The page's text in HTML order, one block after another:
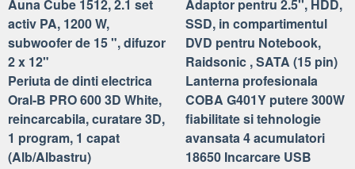
Auna Cube 1512, 2.1 set
activ PA, 1200 W,
subwoofer de 15 ", difuzor
2 x 12"
Adaptor pentru 2.5'', HDD,
SSD, in compartimentul
DVD pentru Notebook,
Raidsonic , SATA (15 pin)
Periuta de dinti electrica
Oral-B PRO 600 3D White,
reincarcabila, curatare 3D,
1 program, 1 capat
(Alb/Albastru)
Lanterna profesionala
COBA G401Y putere 300W
fiabilitate si tehnologie
avansata 4 acumulatori
18650 Incarcare USB